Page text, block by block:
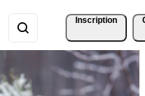
Inscription